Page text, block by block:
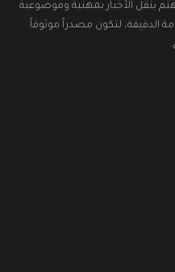
بنقل الأخبار بمهنية وموضوعية
الدقيقة، لتكون مصدراً موثوقاً